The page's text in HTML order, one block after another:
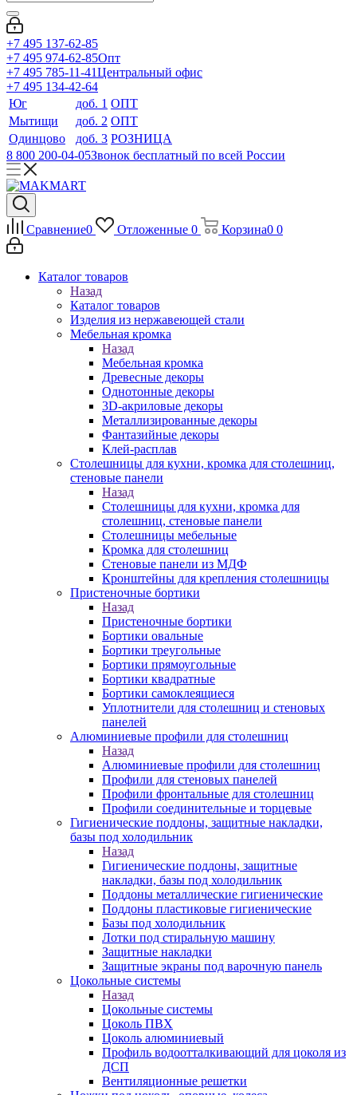
+7 495 137-62-85
+7 495 974-62-85Опт
+7 495 785-11-41Центральный офис
+7 495 134-42-64
Юг
доб. 1 ОПТ
Мытищи
доб. 2 ОПТ
Одинцово
доб. 3 РОЗНИЦА
8 800 200-04-05Звонок бесплатный по всей России
Сравнение0 Отложенные 0 Корзина0 0
Каталог товаров
Назад
Каталог товаров
Изделия из нержавеющей стали
Мебельная кромка
Назад
Мебельная кромка
Древесные декоры
Однотонные декоры
3D-акриловые декоры
Металлизированные декоры
Фантазийные декоры
Клей-расплав
Столешницы для кухни, кромка для столешниц,
стеновые панели
Назад
Столешницы для кухни, кромка для
столешниц, стеновые панели
Столешницы мебельные
Кромка для столешниц
Стеновые панели из МДФ
Кронштейны для крепления столешницы
Пристеночные бортики
Назад
Пристеночные бортики
Бортики овальные
Бортики треугольные
Бортики прямоугольные
Бортики квадратные
Бортики самоклеящиеся
Уплотнители для столешниц и стеновых
панелей
Алюминиевые профили для столешниц
Назад
Алюминиевые профили для столешниц
Профили для стеновых панелей
Профили фронтальные для столешниц
Профили соединительные и торцевые
Гигиенические поддоны, защитные накладки,
базы под холодильник
Назад
Гигиенические поддоны, защитные
накладки, базы под холодильник
Поддоны металлические гигиенические
Поддоны пластиковые гигиенические
Базы под холодильник
Лотки под стиральную машину
Защитные накладки
Защитные экраны под варочную панель
Цокольные системы
Назад
Цокольные системы
Цоколь ПВХ
Цоколь алюминиевый
Профиль водоотталкивающий для цоколя из
ДСП
Вентиляционные решетки